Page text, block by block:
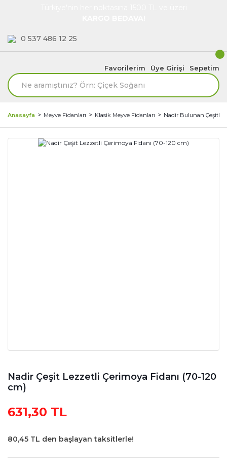
0 537 486 12 25
Favorilerim Üye Girişi Sepetim
Anasayfa Meyve Fidanları Klasik Meyve Fidanları Nadir Bulunan Çeşitler
Nadir Çeşit Lezzetli Çerimoya Fidanı (70-120
cm)
631,30 TL
80,45 TL den başlayan taksitlerle!